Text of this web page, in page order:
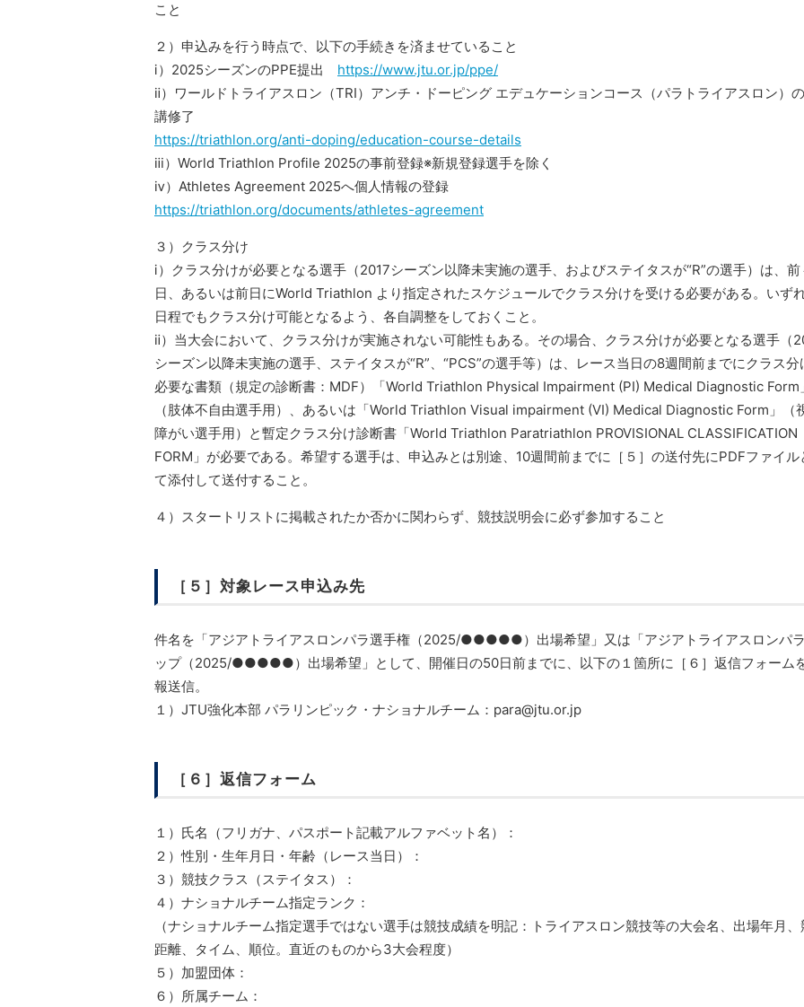
こと
２）申込みを行う時点で、以下の手続きを済ませていること
ⅰ）2025シーズンのPPE提出 https://www.jtu.or.jp/ppe/
ⅱ）ワールドトライアスロン（TRI）アンチ・ドーピング エデュケーションコース（パラトライアスロン）
講修了
https://triathlon.org/anti-doping/education-course-details
ⅲ）World Triathlon Profile 2025の事前登録※新規登録選手を除く
ⅳ）Athletes Agreement 2025へ個人情報の登録
https://triathlon.org/documents/athletes-agreement
３）クラス分け
ⅰ）クラス分けが必要となる選手（2017シーズン以降未実施の選手、およびステイタスが“R”の選手）は、前
日、あるいは前日にWorld Triathlon より指定されたスケジュールでクラス分けを受ける必要がある。いず
日程でもクラス分け可能となるよう、各自調整をしておくこと。
ⅱ）当大会において、クラス分けが実施されない可能性もある。その場合、クラス分けが必要となる選手（
シーズン以降未実施の選手、ステイタスが“R”、“PCS”の選手等）は、レース当日の8週間前までにクラス分
必要な書類（規定の診断書：MDF）「World Triathlon Physical Impairment (PI) Medical Diagnostic Form」
（肢体不自由選手用）、あるいは「World Triathlon Visual impairment (VI) Medical Diagnostic Form」（
障がい選手用）と暫定クラス分け診断書「World Triathlon Paratriathlon PROVISIONAL CLASSIFICATION
FORM」が必要である。希望する選手は、申込みとは別途、10週間前までに［５］の送付先にPDFファイル
て添付して送付すること。
４）スタートリストに掲載されたか否かに関わらず、競技説明会に必ず参加すること
［５］対象レース申込み先
件名を「アジアトライアスロンパラ選手権（2025/●●●●●）出場希望」又は「アジアトライアスロンパ
ップ（2025/●●●●●）出場希望」として、開催日の50日前までに、以下の１箇所に［６］返信フォーム
報送信。
１）JTU強化本部 パラリンピック・ナショナルチーム：para@jtu.or.jp
［６］返信フォーム
１）氏名（フリガナ、パスポート記載アルファベット名）：
２）性別・生年月日・年齢（レース当日）：
３）競技クラス（ステイタス）：
４）ナショナルチーム指定ランク：
（ナショナルチーム指定選手ではない選手は競技成績を明記：トライアスロン競技等の大会名、出場年月、
距離、タイム、順位。直近のものから3大会程度）
５）加盟団体：
６）所属チーム：